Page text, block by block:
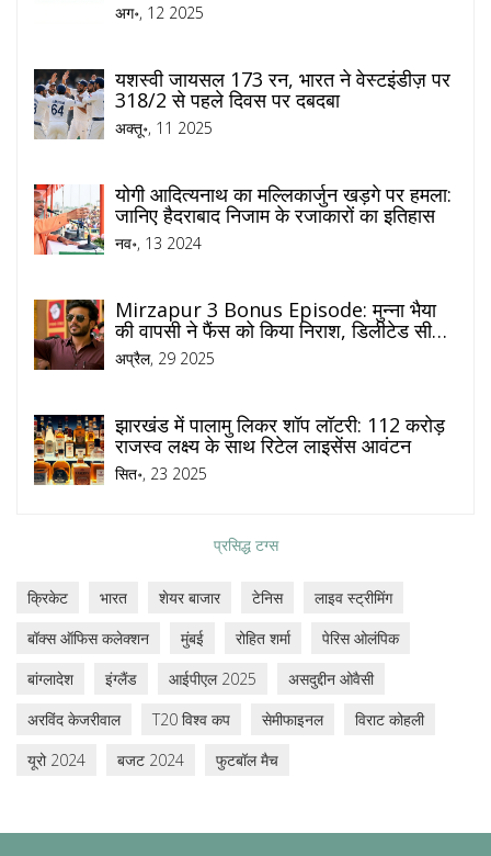
अग॰, 12 2025
यशस्वी जायसल 173 रन, भारत ने वेस्टइंडीज़ पर
318/2 से पहले दिवस पर दबदबा
अक्तू॰, 11 2025
योगी आदित्यनाथ का मल्लिकार्जुन खड़गे पर हमला:
जानिए हैदराबाद निजाम के रजाकारों का इतिहास
नव॰, 13 2024
Mirzapur 3 Bonus Episode: मुन्ना भैया
की वापसी ने फैंस को किया निराश, डिलीटेड सीन
का मिला मिला-जुला रिस्पॉन्स
अप्रैल, 29 2025
झारखंड में पालामु लिकर शॉप लॉटरी: 112 करोड़
राजस्व लक्ष्य के साथ रिटेल लाइसेंस आवंटन
सित॰, 23 2025
प्रसिद्ध टग्स
क्रिकेट भारत शेयर बाजार टेनिस
लाइव स्ट्रीमिंग
बॉक्स ऑफिस कलेक्शन
मुंबई रोहित शर्मा
पेरिस ओलंपिक
बांग्लादेश
इंग्लैंड आईपीएल 2025
असदुद्दीन ओवैसी
अरविंद केजरीवाल
T20 विश्व कप सेमीफाइनल
विराट कोहली
यूरो 2024
बजट 2024 फुटबॉल मैच